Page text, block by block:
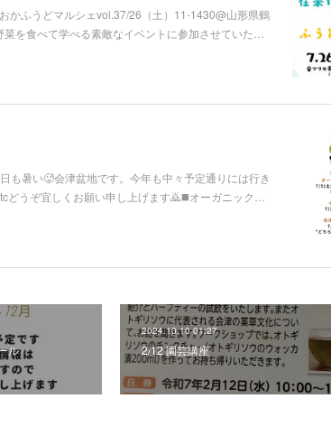
かふうどマルシェvol.37/26（土）11-1430@山形県鶴
を食べて学べる素敵なイベントに参加させていた…
も暑い🥵会津盆地です。今年も中々予定通りには行き
どうぞ宜しくお願い申し上げます🙇◼️オーガニック…
ル
2024.10.10 01:27
2/12 園芸講座